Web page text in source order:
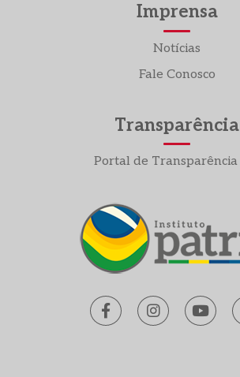
Imprensa
Notícias
Fale Conosco
Transparência
Portal de Transparência